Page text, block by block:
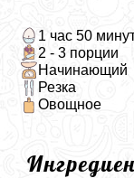
1 час 50
2 - 3 порции
Начинающий
Резка
Овощное